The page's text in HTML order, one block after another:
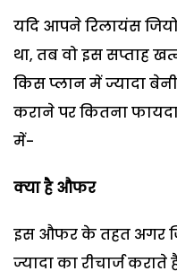
यदि आपने रिलायंस जियो
था, तब वो इस सप्ताह
किस प्लान में ज्यादा
कराने पर कितना
में-
क्याहै औफर
इस औफर के तहत अगर
ज्यादा का रीचार्ज